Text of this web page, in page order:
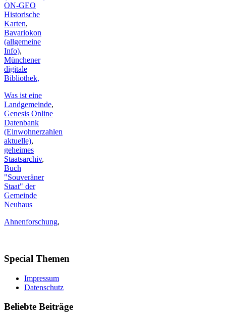
ON-GEO
Historische
Karten,
Bavariokon
(allgemeine
Info),
Münchener
digitale
Bibliothek,
Was ist eine
Landgemeinde,
Genesis Online
Datenbank
(Einwohnerzahlen
aktuelle),
geheimes
Staatsarchiv,
Buch
"Souveräner
Staat" der
Gemeinde
Neuhaus
Ahnenforschung,
Special Themen
Impressum
Datenschutz
Beliebte Beiträge